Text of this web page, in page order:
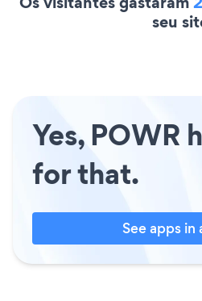
seu
Yes, POWR
for that.
See apps in